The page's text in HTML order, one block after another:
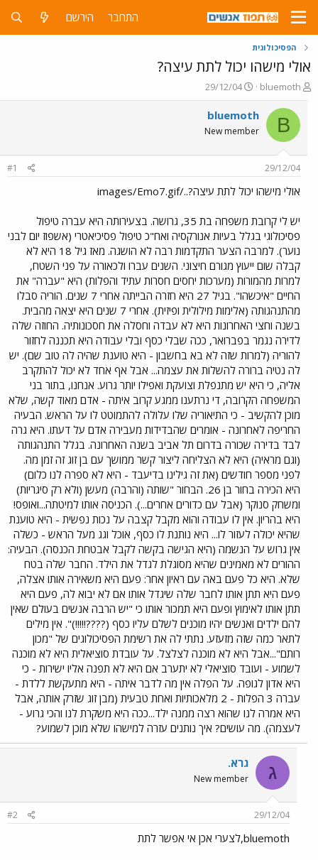
התחבר הירשם
הפסיכולוגית
אולי מישהו יכול לתת עיצה?
פ
ו
ת
ח
ה
ש
א
bluemoth
פ
ו
ר
ם
ר
29/12/04
B
bluemoth
New member
29/12/04
#1
אולי מישהו יכול לתת עיצה?../images/Emo7.gif
יש לי קרובת משפחה בת 35, גרושה. בצעירותה היא עברה טיפול
פסיכולוגי בגלל בעיות אנורקסיה ואח"כ טיפול פסיכיאטרי (אשפוז יום לבני
נוער). למרבה הצער התקדמות רבה לא הושגה. מאז גיל 18 היא לא
קבלה שום ייעוץ מגורם חיצוני. השנים עברו ולכאורה על פני השטח,
למרות מהמורות (מערכות יחסים חסרות עתיד והפלות) היא "עברה" את
החיים "איכשהו". בגיל 27 היא חזרה הבייתה אחרי 7 שנים. הוריה סבלו
מהתנהגותה (אלימות מילולית ופיזית). אחרי 7 שנים היא יצאה מהבית.
בשנה וחצי האחרונות היא לא עבדה וחסלה את חסכונותיה. החוזה שלה
לדירה נגמר בפברואר, ככה שבלי כסף ובלי עבודה היא תכננה לחזור
להוריה (למרות שזה לא בא בחשבון - היא טוענת שהיה לה טוב שם). יש
לה נטיה ברורה להשלות את עצמה... אבל אף אחד לא יכול להתקרב
אליה, כי היא יש מתנפלת וצועקת ואפילו יותר גרוע. אנחנו, בתור בני
המשפחה הקרובה, די נרתענו ממגע קרוב איתה - אדם מאוד קשה, שלא
מוכן להקשיב - כי התיאוריה שלו עלולה להתמוטט לו על הראש. הבעיה
החריפה לאחרונה - אומרים שהבדידות מעבירה אדם על דעתו. היא גרה
לבד בדירה שכורה בדרום תל אביב בשנה האחרונה. בגלל התנהגותה
(וגם מראיה) היא לא הצליחה ליצור קשר ממושך עם בן זוג זה זמן מה.
לפני מספר חודשים (את זה גילינו בדיעבד - היא לא ספרה לנו כלום)
היא הכירה בחור בן 26. הבחור "שותה (והרבה) מעשן (ולא רק סיגריות)
ומשחק סנוקר (אבל עם כדורים אחרים...). הכניסה אותו למיטתה...ואופס!
היא בהריון. אין לו עבודה והוא מקבל קצבה על נכות נפשית - היא טוענת
שהיא יכולה לעזור לו... היא נותנת לו כסף, אוכל וגג מעל הראש - כשלה
אין גרוש על הנשמה (היא הגישה בקשה לקבל אבטחת הכנסה). הבעיה:
ההורים לא מאמינים שהיא מסוגלת לגדל את הילד. החבר שלה בטח
שלא. היא כל פעם באה עם ראיון אחר: פעם היא משאירה אותו אצלה,
פעם היא תתן אותו לחבר שלה שיגדל אותו אם לא יבוא לה, פעם היא
תתן אותו לאימוץ ופעם היא תמכור אותו כי "יש הרבה אנשים בעולם שאין
להם ילדים ואנשים יהיו מוכנים לשלם עליו כסף (????!!!!!)". אין מילים
לתאר כמה שזה מזעזע. נתתי לה את רשימת הפסיכולוגים של "מכון
רותם"...אבל היא לא מוכנה לצלצל. על עובדת סוציאלית היא לא מוכנה
לשמוע - ועובד סוציאלי לא יתערב אם היא לא תפנה אליו ישירות - כי
היא אדון לגופה. על הפלה אין מה לדבר איתה - היא מתעקשת ללדת -
עברה 3 הפלות - 2 מלאכותיות ואחת טבעית (מבן זוג שזרק אותה, אבל
היא אמרה לנו שהוא רצה ממנה ילד...ככה היא משקרת לנו והכי גרוע -
לעצמה). מה עושים? איך נותנים עזרה למישהו שלא מוכן לשמוע?
ג גרא.
New member
29/12/04
#2
bluemoth,לצערי אכן אי אפשר לתת